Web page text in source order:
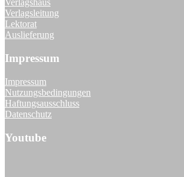
Verlagshaus
Verlagsleitung
Lektorat
Auslieferung
Impressum
Impressum
Nutzungsbedingungen
Haftungsausschluss
Datenschutz
Youtube